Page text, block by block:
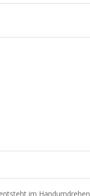
im Handumdrehen